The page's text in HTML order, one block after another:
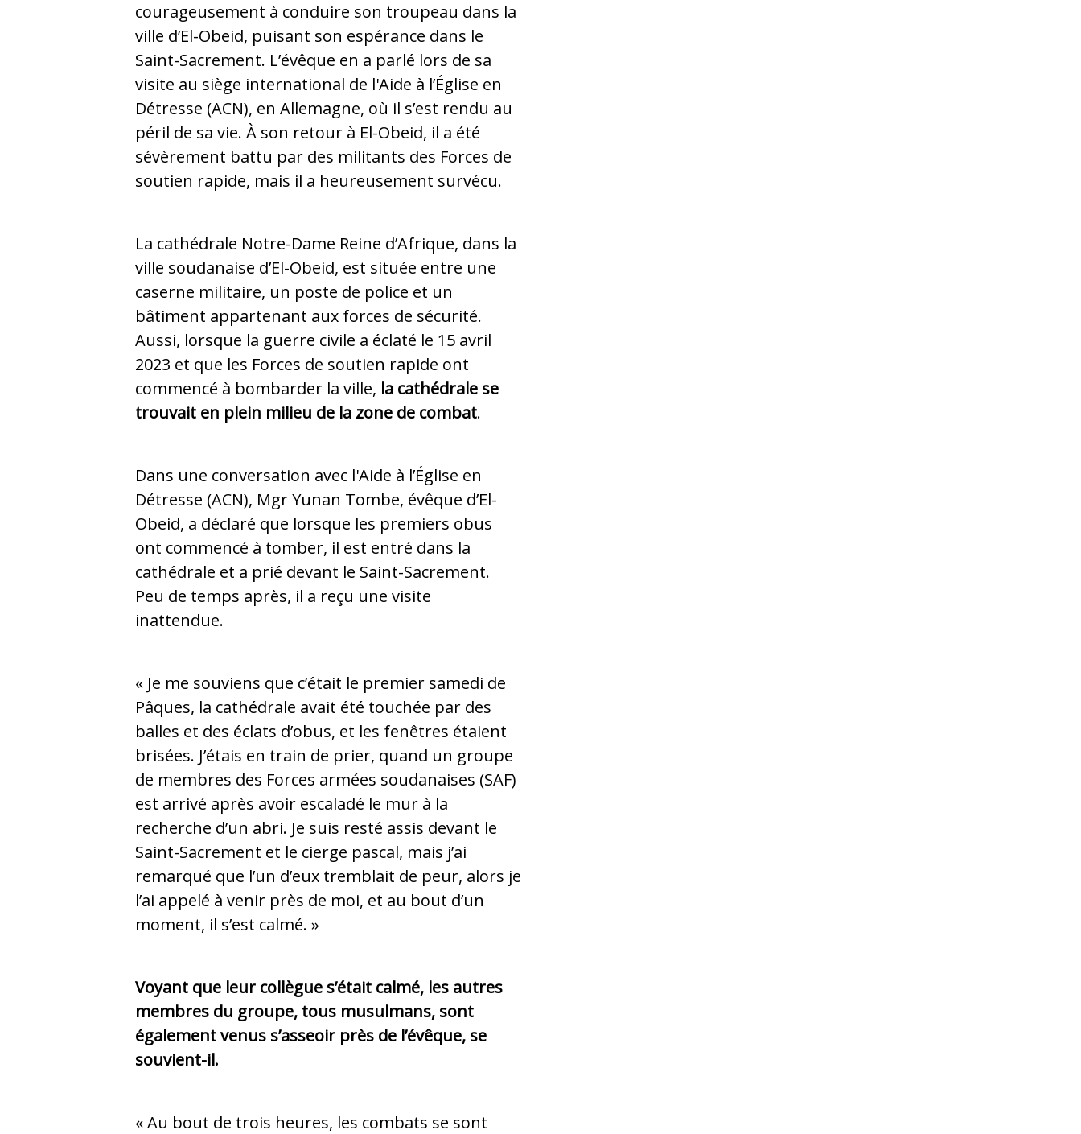
courageusement à conduire son troupeau dans la
ville d’El-Obeid, puisant son espérance dans le
Saint-Sacrement. L’évêque en a parlé lors de sa
visite au siège international de l'Aide à l’Église en
Détresse (ACN), en Allemagne, où il s’est rendu au
péril de sa vie. À son retour à El-Obeid, il a été
sévèrement battu par des militants des Forces de
soutien rapide, mais il a heureusement survécu.
La cathédrale Notre-Dame Reine d’Afrique, dans la
ville soudanaise d’El-Obeid, est située entre une
caserne militaire, un poste de police et un
bâtiment appartenant aux forces de sécurité.
Aussi, lorsque la guerre civile a éclaté le 15 avril
2023 et que les Forces de soutien rapide ont
commencé à bombarder la ville, la cathédrale se
trouvait en plein milieu de la zone de combat.
Dans une conversation avec l'Aide à l’Église en
Détresse (ACN), Mgr Yunan Tombe, évêque d’El-
Obeid, a déclaré que lorsque les premiers obus
ont commencé à tomber, il est entré dans la
cathédrale et a prié devant le Saint-Sacrement.
Peu de temps après, il a reçu une visite
inattendue.
« Je me souviens que c’était le premier samedi de
Pâques, la cathédrale avait été touchée par des
balles et des éclats d’obus, et les fenêtres étaient
brisées. J’étais en train de prier, quand un groupe
de membres des Forces armées soudanaises (SAF)
est arrivé après avoir escaladé le mur à la
recherche d’un abri. Je suis resté assis devant le
Saint-Sacrement et le cierge pascal, mais j’ai
remarqué que l’un d’eux tremblait de peur, alors je
l’ai appelé à venir près de moi, et au bout d’un
moment, il s’est calmé. »
Voyant que leur collègue s’était calmé, les autres
membres du groupe, tous musulmans, sont
également venus s’asseoir près de l’évêque, se
souvient-il.
« Au bout de trois heures, les combats se sont